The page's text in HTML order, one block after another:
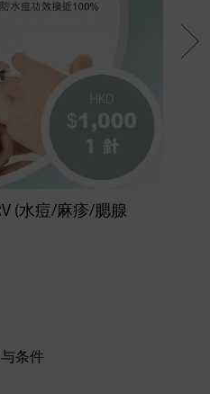
(水痘/麻疹/腮腺
条件